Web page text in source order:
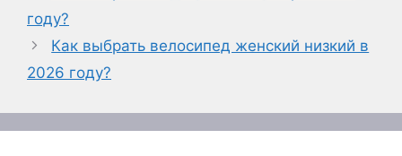
году?
Как выбрать велосипед женский низкий в
2026 году?